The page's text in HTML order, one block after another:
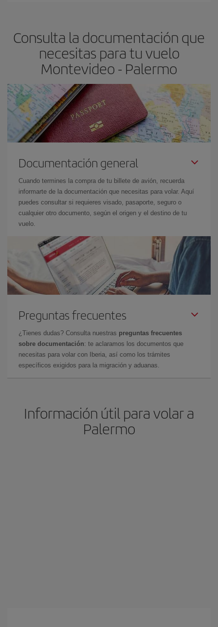
Consulta la documentación que
necesitas para tu vuelo
Montevideo - Palermo
Documentación general
Cuando termines la compra de tu billete de avión, recuerda
informarte de la documentación que necesitas para volar. Aquí
puedes consultar si requieres visado, pasaporte, seguro o
cualquier otro documento, según el origen y el destino de tu
vuelo.
Preguntas frecuentes
¿Tienes dudas? Consulta nuestras preguntas frecuentes
sobre documentación: te aclaramos los documentos que
necesitas para volar con Iberia, así como los trámites
específicos exigidos para la migración y aduanas.
Información útil para volar a
Palermo